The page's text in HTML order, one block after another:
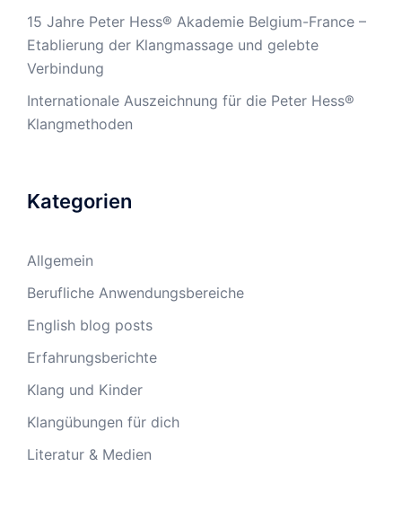
15 Jahre Peter Hess® Akademie Belgium-France –
Etablierung der Klangmassage und gelebte
Verbindung
Internationale Auszeichnung für die Peter Hess®
Klangmethoden
Kategorien
Allgemein
Berufliche Anwendungsbereiche
English blog posts
Erfahrungsberichte
Klang und Kinder
Klangübungen für dich
Literatur & Medien